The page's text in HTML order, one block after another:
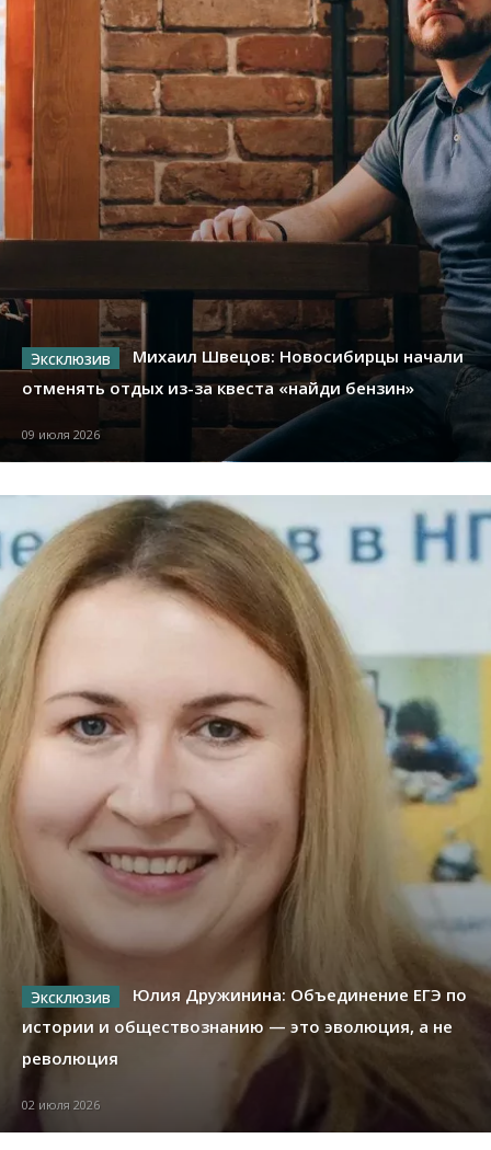
Михаил Швецов: Новосибирцы начали
отменять отдых из-за квеста «найди бензин»
09 июля 2026
Юлия Дружинина: Объединение ЕГЭ по
истории и обществознанию — это эволюция, а не
революция
02 июля 2026